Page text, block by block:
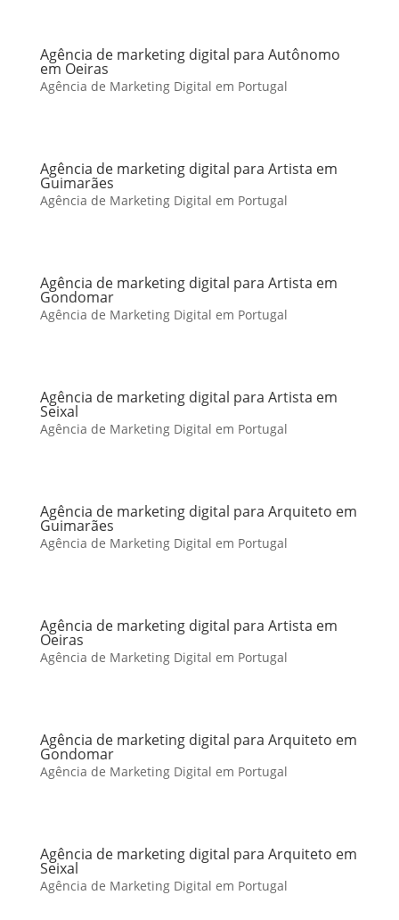
Agência de marketing digital para Autônomo
em Oeiras
Agência de Marketing Digital em Portugal
Agência de marketing digital para Artista em
Guimarães
Agência de Marketing Digital em Portugal
Agência de marketing digital para Artista em
Gondomar
Agência de Marketing Digital em Portugal
Agência de marketing digital para Artista em
Seixal
Agência de Marketing Digital em Portugal
Agência de marketing digital para Arquiteto em
Guimarães
Agência de Marketing Digital em Portugal
Agência de marketing digital para Artista em
Oeiras
Agência de Marketing Digital em Portugal
Agência de marketing digital para Arquiteto em
Gondomar
Agência de Marketing Digital em Portugal
Agência de marketing digital para Arquiteto em
Seixal
Agência de Marketing Digital em Portugal